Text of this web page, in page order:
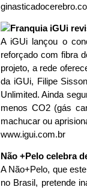
A iGUi lançou o
reforçado com fibra
projeto, a rede
da iGUi, Filipe
Unlimited. Ainda
menos CO2 (gás
machucar ou
www.igui.com.br
Não +Pelo celebra
A Não+Pelo, que
no Brasil, pretende